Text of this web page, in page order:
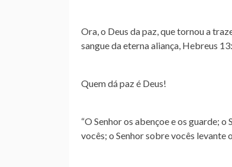
Ora, o Deus da paz, que tornou a
sangue da eterna aliança, Hebreus
Quem dá paz é Deus!
“O Senhor os abençoe e os guarde;
vocês; o Senhor sobre vocês levante